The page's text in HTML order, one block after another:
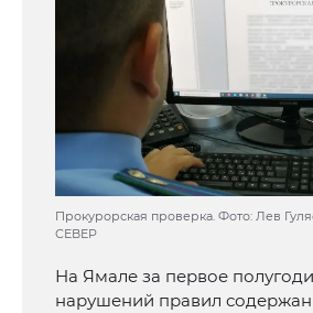
Прокурорская проверка. Фото: Лев
СЕВЕР
На Ямале за первое
нарушений правил